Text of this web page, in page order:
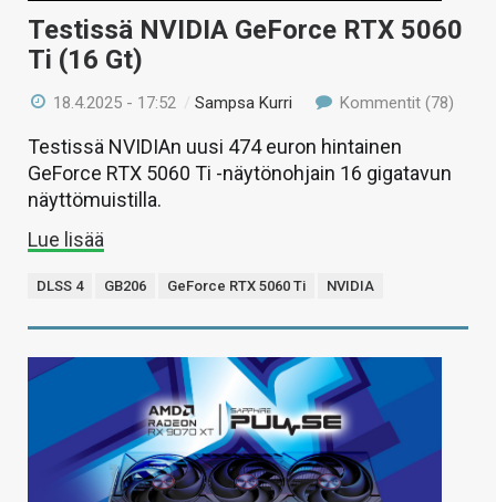
Testissä NVIDIA GeForce RTX 5060
Ti (16 Gt)
18.4.2025 - 17:52 /Sampsa Kurri Kommentit (78)
Testissä NVIDIAn uusi 474 euron hintainen
GeForce RTX 5060 Ti -näytönohjain 16 gigatavun
näyttömuistilla.
Lue lisää
DLSS 4 GB206 GeForce RTX 5060 Ti NVIDIA